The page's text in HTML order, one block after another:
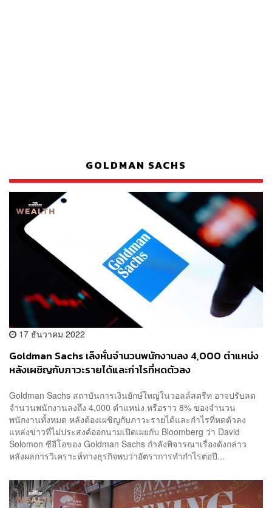
GOLDMAN SACHS
17 ธันวาคม 2022
Goldman Sachs เล็งหั่นจำนวนพนักงานลง 4,000 ตำแหน่ง
หลังเผชิญกับภาวะรายได้และกำไรที่หดตัวลง
Goldman Sachs สถาบันการเงินยักษ์ใหญ่ในวอลล์สตรีท อาจปรับลด
จำนวนพนักงานลงถึง 4,000 ตำแหน่ง หรือราว 8% ของจำนวน
พนักงานทั้งหมด หลังต้องเผชิญกับภาวะรายได้และกำไรที่หดตัวลง
แหล่งข่าวที่ไม่ประสงค์ออกนามเปิดเผยกับ Bloomberg ว่า David
Solomon ซีอีโอของ Goldman Sachs กำลังพิจารณาเรื่องดังกล่าว
หลังผลการวิเคราะห์ทางธุรกิจพบว่าอัตราการทำกำไรต่อปี...